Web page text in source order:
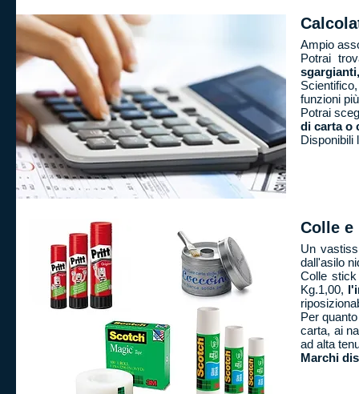
Ampio
Potrai
funzioni
Potrai
di carta o
Disponibili
Colle e
Un
dall'asilo
Colle
Kg.1,00,
Per
carta, ai
ad alta
Marchi